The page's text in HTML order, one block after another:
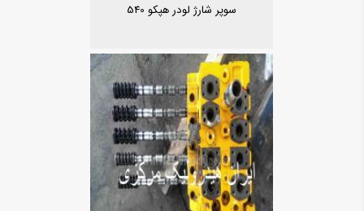
سوپر شارژ لودر هپکو 540